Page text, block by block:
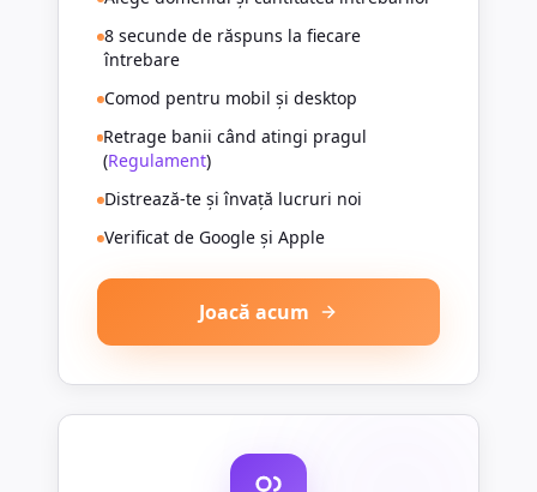
8 secunde de răspuns la fiecare
întrebare
Comod pentru mobil și desktop
Retrage banii când atingi pragul
(Regulament)
Distrează-te și învață lucruri noi
Verificat de Google și Apple
Joacă acum